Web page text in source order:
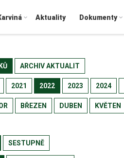
Aktuality Dokumenty
ARCHIV AKTUALIT
2021 2022 2023 2024
BŘEZEN DUBEN KVĚTEN
SESTUPNĚ